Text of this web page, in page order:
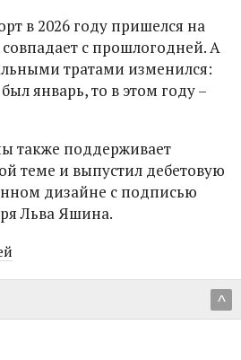
в 2026 году пришелся на
с прошлогодней. А
тратами изменился:
январь, то в этом году –
также поддерживает
теме и выпустил дебетовую
дизайне с подписью
Льва Яшина.
^